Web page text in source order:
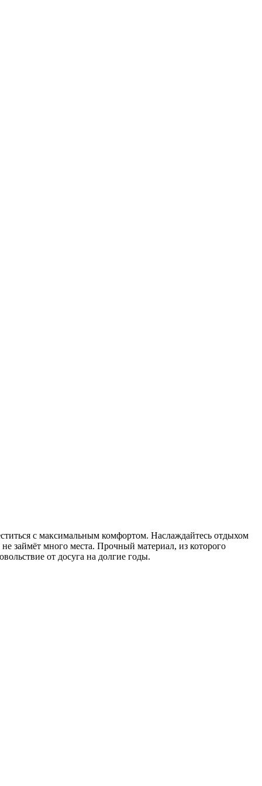
с максимальным комфортом. Наслаждайтесь отдыхом
займёт много места. Прочный материал, из которого
от досуга на долгие годы.